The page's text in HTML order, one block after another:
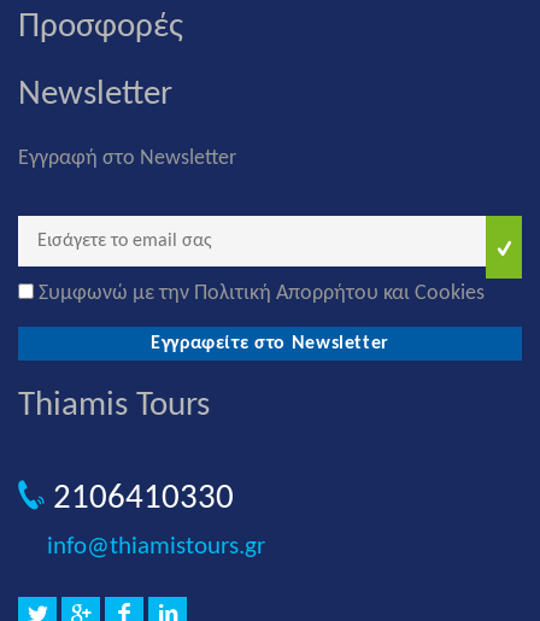
Προσφορές
Newsletter
Εγγραφή στο Newsletter
Συμφωνώ με την Πολιτική Απορρήτου και Cookies
Εγγραφείτε στο Newsletter
Thiamis Tours
2106410330
info@thiamistours.gr